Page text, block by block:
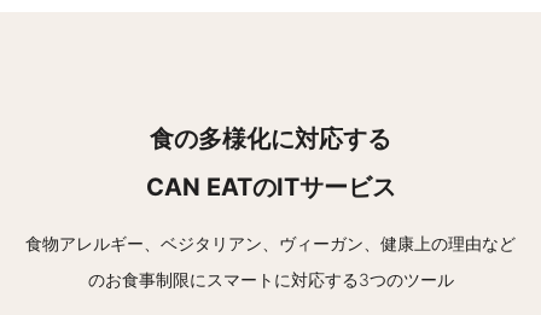
食の多様化に対応する
CAN EATのITサービス
食物アレルギー、ベジタリアン、ヴィーガン、健康上の理由など
のお食事制限にスマートに対応する3つのツール